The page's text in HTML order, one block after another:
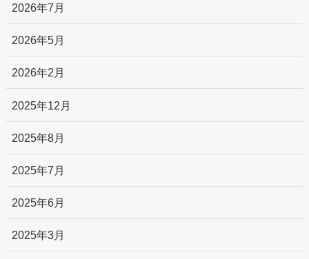
2026年7月
2026年5月
2026年2月
2025年12月
2025年8月
2025年7月
2025年6月
2025年3月